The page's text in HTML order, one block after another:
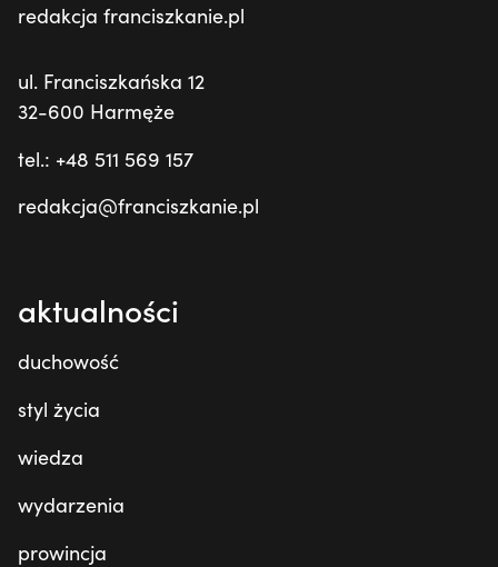
redakcja franciszkanie.pl
ul. Franciszkańska 12
32-600 Harmęże
tel.: +48 511 569 157
redakcja@franciszkanie.pl
aktualności
duchowość
styl życia
wiedza
wydarzenia
prowincja